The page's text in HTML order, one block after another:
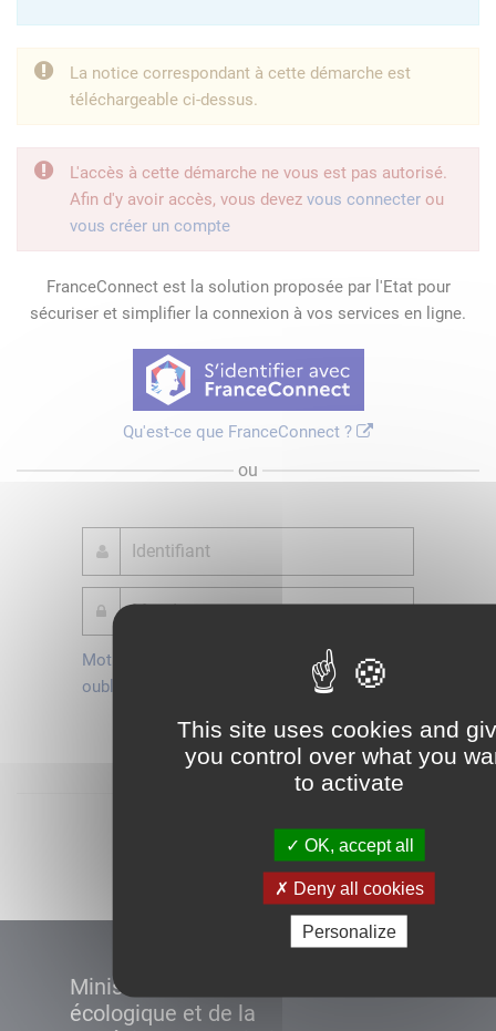
This site uses cookies and
you control over what you
to activate
OK, accept all
Deny all cookies
Personalize
La notice correspondant à cette démarche est
téléchargeable ci-dessus.
L'accès à cette démarche ne vous est pas autorisé.
Afin d'y avoir accès, vous devez vous connecter ou
vous créer un compte
FranceConnect est la solution proposée par l'Etat pour
sécuriser et simplifier la connexion à vos services en ligne.
Qu'est-ce que FranceConnect ?
ou
Mot de passe
oublié ?
Je crée mon
compte
Connexion
Ministère de la Transition
écologique et de la